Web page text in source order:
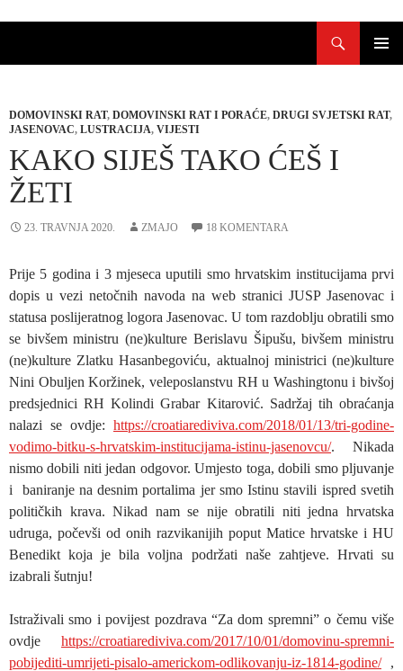
DOMOVINSKI RAT, DOMOVINSKI RAT I PORAĆE, DRUGI SVJETSKI RAT,
JASENOVAC, LUSTRACIJA, VIJESTI
KAKO SIJEŠ TAKO ĆEŠ I
ŽETI
23. TRAVNJA 2020. ZMAJO 18 KOMENTARA
Prije 5 godina i 3 mjeseca uputili smo hrvatskim institucijama prvi
dopis u vezi netočnih navoda na web stranici JUSP Jasenovac i
statusa poslijeratnog logora Jasenovac. U tom razdoblju obratili smo
se bivšem ministru (ne)kulture Berislavu Šipušu, bivšem ministru
(ne)kulture Zlatku Hasanbegoviću, aktualnoj ministrici (ne)kulture
Nini Obuljen Koržinek, veleposlanstvu RH u Washingtonu i bivšoj
predsjednici RH Kolindi Grabar Kitarović. Sadržaj tih obraćanja
nalazi se ovdje: https://croatiarediviva.com/2018/01/13/tri-godine-
vodimo-bitku-s-hrvatskim-institucijama-istinu-jasenovcu/. Nikada
nismo dobili niti jedan odgovor. Umjesto toga, dobili smo pljuvanje
i baniranje na desnim portalima jer smo Istinu stavili ispred svetih
političkih krava. Nikad nam se nije obratili niti jedna hrvatska
udruga, počevši od onih razvikanijih poput Matice hrvatske i HU
Benedikt koja je bila voljna podržati naše zahtjeve. Hrvati su
izabrali šutnju!
Istraživali smo i povijest pozdrava “Za dom spremni” o čemu više
ovdje https://croatiarediviva.com/2017/10/01/domovinu-spremni-
pobijediti-umrijeti-pisalo-americkom-odlikovanju-iz-1814-godine/,